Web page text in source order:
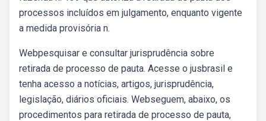
processos incluídos em julgamento, enquanto vigente
a medida provisória n.
Webpesquisar e consultar jurisprudência sobre
retirada de processo de pauta. Acesse o jusbrasil e
tenha acesso a notícias, artigos, jurisprudência,
legislação, diários oficiais. Webseguem, abaixo, os
procedimentos para retirada de processo de pauta,